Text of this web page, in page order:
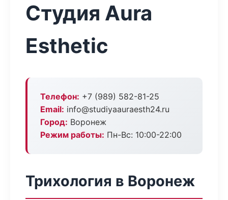
Студия Aura
Esthetic
Телефон: +7 (989) 582-81-25
Email: info@studiyaauraesth24.ru
Город: Воронеж
Режим работы: Пн-Вс: 10:00-22:00
Трихология в Воронеж